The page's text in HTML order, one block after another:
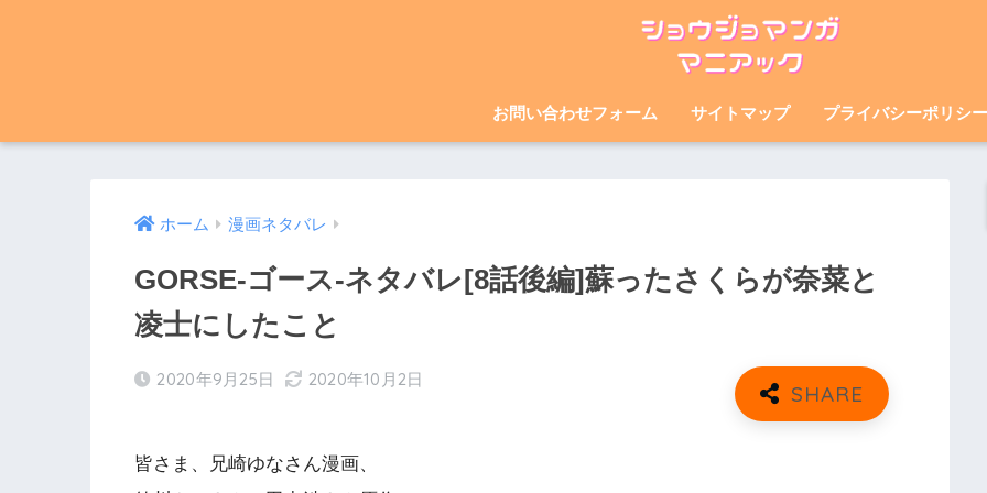
お問い合わせフォーム サイトマップ プライバシーポリシー
ホーム 漫画ネタバレ
GORSE-ゴース-ネタバレ[8話後編]蘇ったさくらが奈菜と
凌士にしたこと
2020年9月25日 2020年10月2日
皆さま、兄崎ゆなさん漫画、